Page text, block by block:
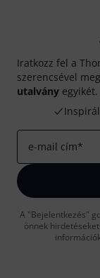
Iratkozz fel a
szerencsével
utalvány egyikét.
e-mail cím*
A "Bejelentkezés"
önnek